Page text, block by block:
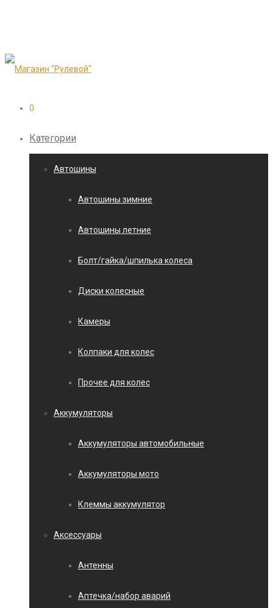
0
Категории
Автошины
Автошины зимние
Автошины летние
Болт/гайка/шпилька колеса
Диски колесные
Камеры
Колпаки для колес
Прочее для колес
Аккумуляторы
Аккумуляторы автомобильные
Аккумуляторы мото
Клеммы аккумулятор
Аксессуары
Антенны
Аптечка/набор аварий